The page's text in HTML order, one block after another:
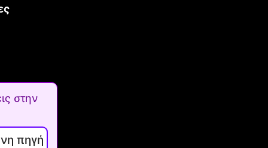
στην
πηγή